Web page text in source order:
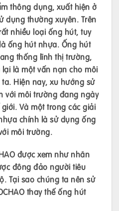
thông dụng, xuất hiện ở
dụng thường xuyên. Trên
nhiều loại ống hút, tuy
ống hút nhựa. Ống hút
thống lĩnh thị trường,
lại là một vấn nạn cho môi
Hiện nay, xu hướng sử
với môi trường đang ngày
Và một trong các giải
chính là sử dụng ống
môi trường.
được xem như nhãn
đông đảo người tiêu
Tại sao chúng ta nên sử
thay thế ống hút